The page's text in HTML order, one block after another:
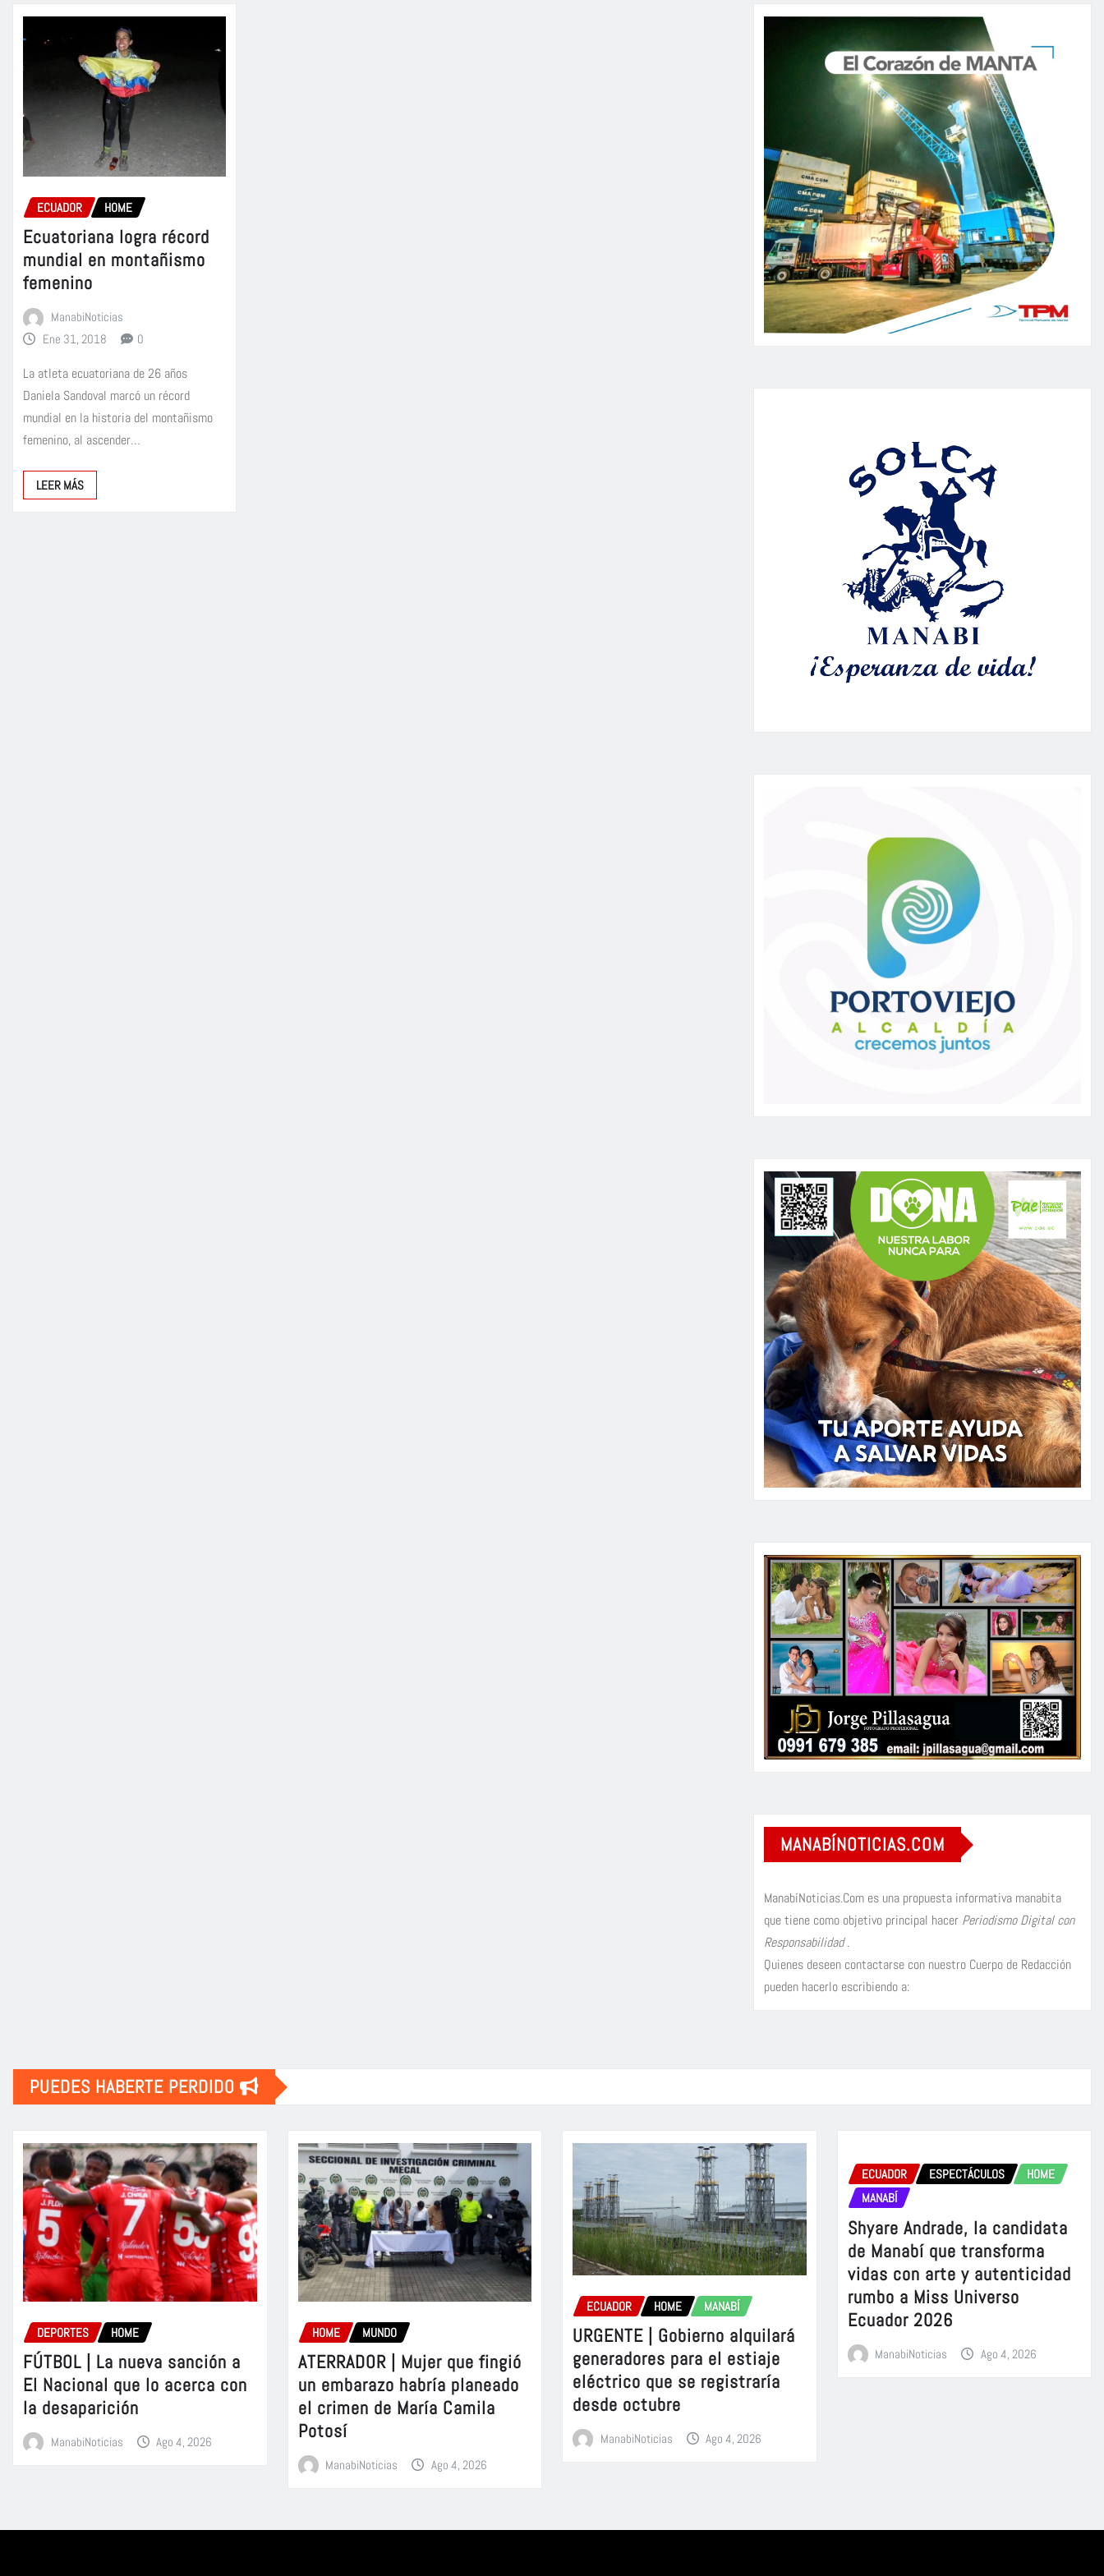
ECUADOR HOME
Ecuatoriana logra récord
mundial en montañismo
femenino
ManabiNoticias
Ene 31, 2018
0
La atleta ecuatoriana de 26 años
Daniela Sandoval marcó un récord
mundial en la historia del montañismo
femenino, al ascender…
LEER MÁS
MANABÍNOTICIAS.COM
ManabíNoticias.Com es una propuesta informativa manabita
que tiene como objetivo principal hacer Periodismo Digital con
Responsabilidad.
Quienes deseen contactarse con nuestro Cuerpo de Redacción
pueden hacerlo escribiendo a:
PUEDES HABERTE PERDIDO
DEPORTES HOME
FÚTBOL | La nueva sanción a
El Nacional que lo acerca con
la desaparición
ManabiNoticias Ago 4, 2026
HOME MUNDO
ATERRADOR | Mujer que fingió
un embarazo habría planeado
el crimen de María Camila
Potosí
ManabiNoticias Ago 4, 2026
ECUADOR HOME MANABÍ
URGENTE | Gobierno alquilará
generadores para el estiaje
eléctrico que se registraría
desde octubre
ManabiNoticias Ago 4, 2026
ECUADOR ESPECTÁCULOS
HOME
MANABÍ
Shyare Andrade, la candidata
de Manabí que transforma
vidas con arte y autenticidad
rumbo a Miss Universo
Ecuador 2026
ManabiNoticias Ago 4, 2026